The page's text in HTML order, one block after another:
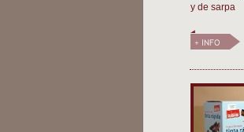
y de sarpa